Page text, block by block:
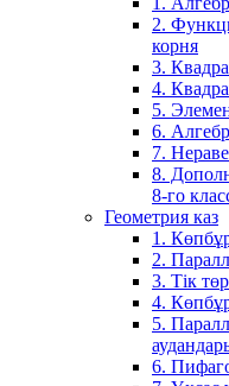
2.
корня
3.
4.
5.
6.
7.
8.
8-го
Геометрия каз
1.
2.
3. Тік
4.
5.
6.